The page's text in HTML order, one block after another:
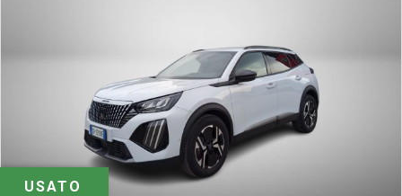
USATO